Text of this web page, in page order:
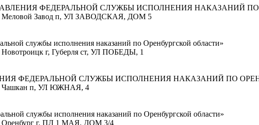
ФЕДЕРАЛЬНОЙ СЛУЖБЫ ИСПОЛНЕНИЯ НАКАЗАНИЙ ПО
Меловой Завод п, УЛ ЗАВОДСКАЯ, ДОМ 5
службы исполнения наказаний по Оренбургской области»
Новотроицк г, Губерля ст, УЛ ПОБЕДЫ, 1
ФЕДЕРАЛЬНОЙ СЛУЖБЫ ИСПОЛНЕНИЯ НАКАЗАНИЙ ПО
Чашкан п, УЛ ЮЖНАЯ, 4
службы исполнения наказаний по Оренбургской области»
Оренбург г, ПЛ 1 МАЯ, ДОМ 3/4